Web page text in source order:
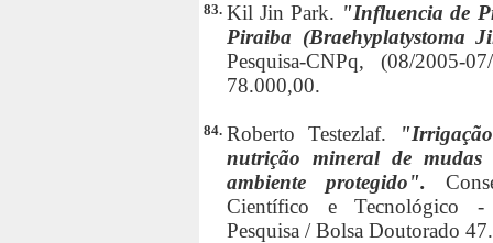
83. Kil Jin Park. "Influencia de
Piraiba (Braehyplatystoma
Pesquisa-CNPq, (08/2005-
78.000,00.
84. Roberto Testezlaf.
nutrição mineral de mudas
ambiente protegido".
Científico e Tecnológico -
Pesquisa / Bolsa Doutorado